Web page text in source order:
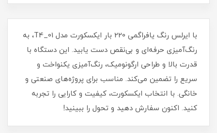
با ایرلس رنگ یافراگمی 220 بار ایکسکورت مدل 01_T4، به
رنگ‌آمیزی حرفه‌ای و بی‌نقص دست یابید. این دستگاه با
قدرت بالا و طراحی ارگونومیک، رنگ‌آمیزی یکنواخت و
سریع را تضمین می‌کند. مناسب برای پروژه‌های صنعتی و
خانگی. با انتخاب ایکسکورت، کیفیت و کارایی را تجربه
کنید. اکنون سفارش دهید و تحول را ببینید!